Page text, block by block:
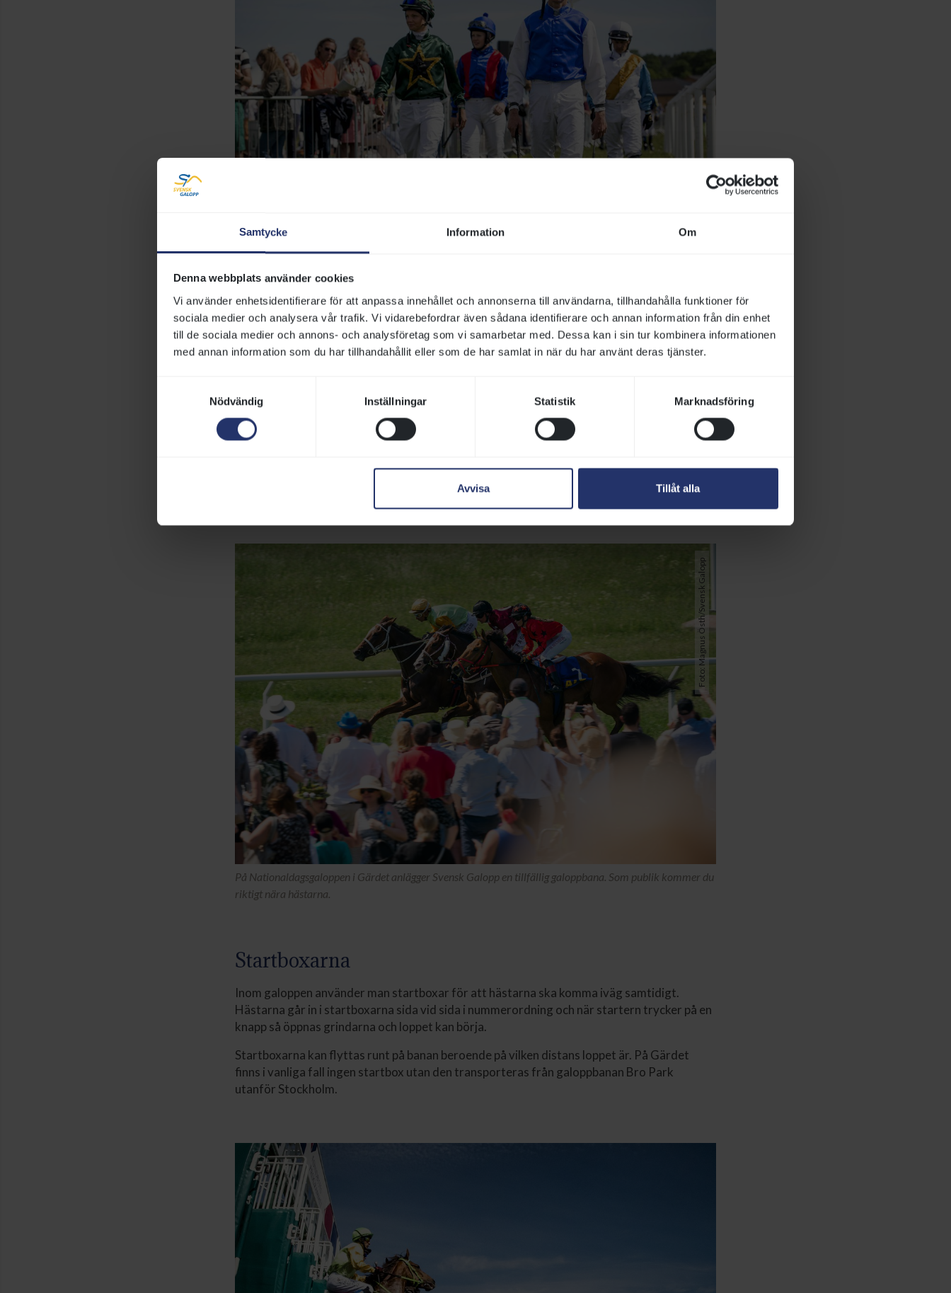
Samtycke Information Om
Denna webbplats använder cookies
Vi använder enhetsidentifierare för att anpassa innehållet och annonserna till användarna, tillhandahålla funktioner för
sociala medier och analysera vår trafik. Vi vidarebefordrar även sådana identifierare och annan information från din enhet
till de sociala medier och annons- och analysföretag som vi samarbetar med. Dessa kan i sin tur kombinera informationen
med annan information som du har tillhandahållit eller som de har samlat in när du har använt deras tjänster.
Nödvändig
Inställningar Statistik Marknadsföring
Avvisa Tillåt alla
Hur långt springer hästarna?
Under Nationaldagsgaloppen anordnas en tillfällig gräsbana på Gärdetsfältet i centrala
Stockholm. Dessutom bygger man upp stall för hästarna och läktare för publiken.
medeldistans samt 2400 meter, lång- eller stayerdistans. På Nationaldagsgaloppen är
Foto: Magnus Östh/Svensk Galopp
På Nationaldagsgaloppen i Gärdet anlägger Svensk Galopp en tillfällig galoppbana. Som publik kommer du
riktigt nära hästarna.
Startboxarna
Inom galoppen använder man startboxar för att hästarna ska komma iväg samtidigt.
Hästarna går in i startboxarna sida vid sida i nummerordning och när startern trycker på en
knapp så öppnas grindarna och loppet kan börja.
Startboxarna kan flyttas runt på banan beroende på vilken distans loppet är. På Gärdet
finns i vanliga fall ingen startbox utan den transporteras från galoppbanan Bro Park
utanför Stockholm.